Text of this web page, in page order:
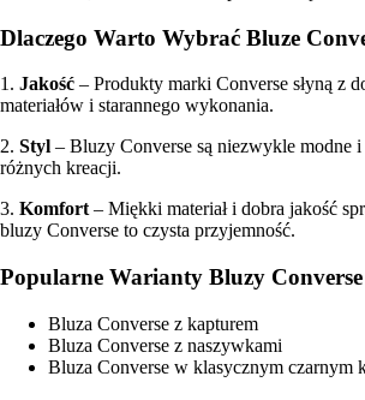
Dlaczego Warto Wybrać Bluze
1. Jakość – Produkty marki Converse słyną z
materiałów i starannego wykonania.
2. Styl – Bluzy Converse są niezwykle modne
różnych kreacji.
3. Komfort – Miękki materiał i dobra jakość
bluzy Converse to czysta przyjemność.
Popularne Warianty Bluzy Converse
Bluza Converse z kapturem
Bluza Converse z naszywkami
Bluza Converse w klasycznym czarnym